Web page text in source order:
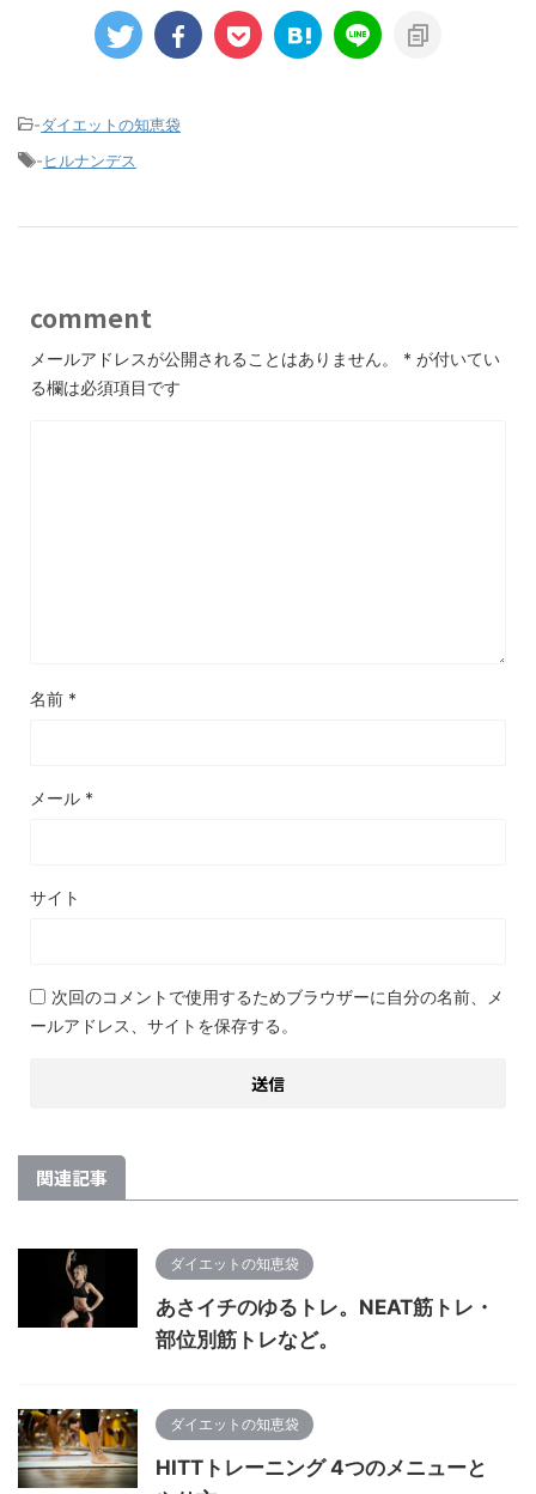
-ダイエットの知恵袋
-ヒルナンデス
comment
メールアドレスが公開されることはありません。 * が付いてい
る欄は必須項目です
名前 *
メール *
サイト
次回のコメントで使用するためブラウザーに自分の名前、メ
ールアドレス、サイトを保存する。
関連記事
ダイエットの知恵袋
あさイチのゆるトレ。NEAT筋トレ・
部位別筋トレなど。
ダイエットの知恵袋
HITTトレーニング 4つのメニューと